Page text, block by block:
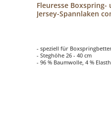
Fleuresse Boxspring-
Jersey-Spannlaken
- speziell für
- Steghöhe 26 - 40 cm
- 96 % Baumwolle, 4 %